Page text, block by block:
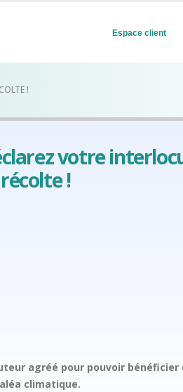
Espace client
!
votre
!
agréé pour pouvoir bénéficier
climatique.